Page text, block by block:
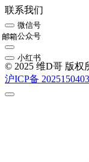
联系我们
微信号
公众号
邮箱
小红书
© 2025 维D哥 版权
沪ICP备